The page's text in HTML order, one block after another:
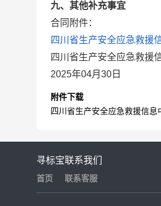
九、其他补充事宜
合同附件：
四川省生产安全应急救援
四川省生产安全应急救援
2025年04月30日
附件下载
四川省生产安全应急救援信
寻标宝
首页
联系我们
联系客服